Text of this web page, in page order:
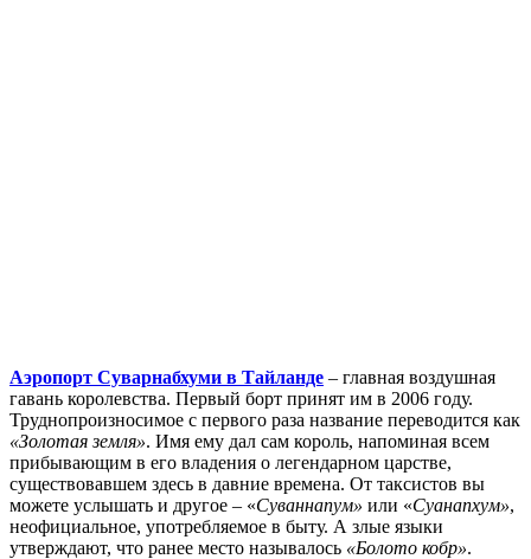
Аэропорт Суварнабхуми в Тайланде – главная воздушная
гавань королевства. Первый борт принят им в 2006 году.
Труднопроизносимое с первого раза название переводится как
«Золотая земля». Имя ему дал сам король, напоминая всем
прибывающим в его владения о легендарном царстве,
существовавшем здесь в давние времена. От таксистов вы
можете услышать и другое – «Суваннапум» или «Суанапхум»,
неофициальное, употребляемое в быту. А злые языки
утверждают, что ранее место называлось «Болото кобр».